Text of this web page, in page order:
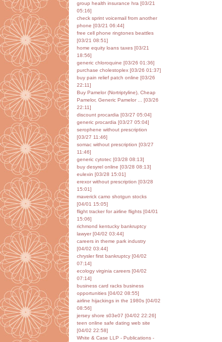
group health insurance hra [03/21
05:16]
check sprint voicemail from another
phone [03/21 06:44]
free cell phone ringtones beattles
[03/21 08:51]
home equity loans taxes [03/21
18:56]
generic chloroquine [03/26 01:36]
purchase cholestoplex [03/26 01:37]
buy pain relief patch online [03/26
22:11]
Buy Pamelor (Nortriptyline), Cheap
Pamelor, Generic Pamelor ... [03/26
22:11]
discount procardia [03/27 05:04]
generic procardia [03/27 05:04]
serophene without prescription
[03/27 11:46]
somac without prescription [03/27
11:46]
generic cytotec [03/28 08:13]
buy desyrel online [03/28 08:13]
eulexin [03/28 15:01]
erexor without prescription [03/28
15:01]
maverick camo shotgun stocks
[04/01 15:05]
flight tracker for airline flights [04/01
15:06]
richmond kentucky bankruptcy
lawyer [04/02 03:44]
careers in theme park industry
[04/02 03:44]
chrysler first bankruptcy [04/02
07:14]
ecology virginia careers [04/02
07:14]
business card racks business
opportunities [04/02 08:55]
airline hijackings in the 1980s [04/02
08:56]
jersey shore s03e07 [04/02 22:26]
teen online safe dating web site
[04/02 22:58]
White & Case LLP - Publications -